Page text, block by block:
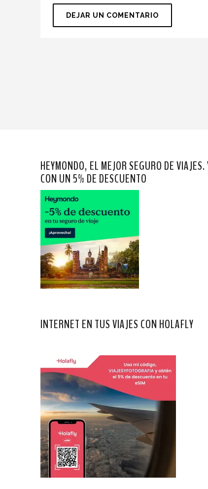
HEYMONDO, EL MEJOR SEGURO DE VIAJES.
CON UN 5% DE DESCUENTO
INTERNET EN TUS VIAJES CON HOLAFLY